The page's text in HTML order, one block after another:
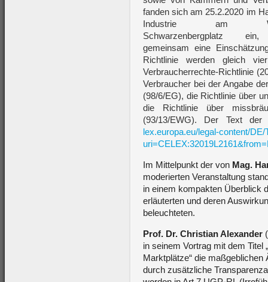
fanden sich am 25.2.2020 im
Industrie am
Schwarzenbergplatz
gemeinsam eine
Richtlinie werden gleich
Verbraucherrechte-Richtlinie
Verbraucher bei der Angabe
(98/6/EG), die Richtlinie über
die Richtlinie über
(93/13/EWG). Der Text
lex.europa.eu/legal-content/
Im Mittelpunkt der von Mag.
moderierten Veranstaltung
in einem kompakten Überblick
erläuterten und deren
beleuchteten.
Prof. Dr. Christian Alexander
in seinem Vortrag mit dem Titel
Marktplätze“ die
durch zusätzliche